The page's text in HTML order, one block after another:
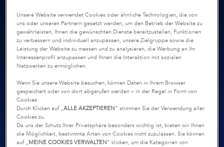
Unsere Website verwendet Cookies oder ähnliche Technologien, die von
uns oder unseren Partnern gesetzt werden, um den Betrieb der Website zu
gewährleisten, Ihnen die gewünschten Dienste bereitzustellen, Funktionen
zu verbessern und individuell anzupassen, unsere Zielgruppe sowie die
Leistung der Website zu messen und zu analysieren, die Werbung an Ihr
Interessenprofil anzupassen und Ihnen die Interaktion mit sozialen
Netzwerken zu ermöglichen.
Wenn Sie unsere Website besuchen, können Daten in Ihrem Browser
gespeichert oder von dort abgerufen werden – in der Regel in Form von
Cookies.
Durch Klicken auf „ALLE AKZEPTIEREN“ stimmen Sie der Verwendung aller
Cookies zu.
Da uns der Schutz Ihrer Privatsphäre besonders wichtig ist, bieten wir Ihnen
die Möglichkeit, bestimmte Arten von Cookies nicht zuzulassen. Sie können
auf „MEINE COOKIES VERWALTEN“ klicken, um die Kategorien von